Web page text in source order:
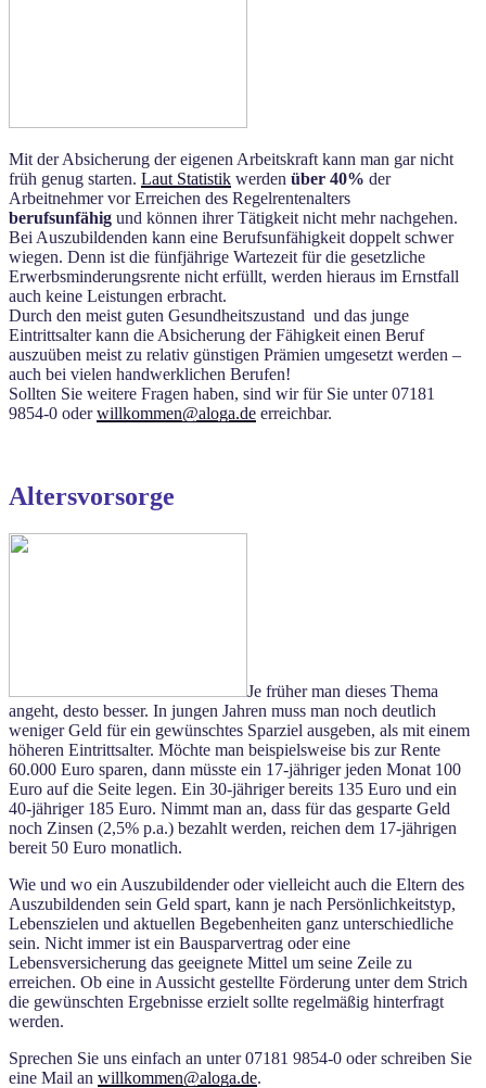
Mit der Absicherung der eigenen Arbeitskraft kann man gar nicht
früh genug starten. Laut Statistik werden über 40% der
Arbeitnehmer vor Erreichen des Regelrentenalters
berufsunfähig und können ihrer Tätigkeit nicht mehr nachgehen.
Bei Auszubildenden kann eine Berufsunfähigkeit doppelt schwer
wiegen. Denn ist die fünfjährige Wartezeit für die gesetzliche
Erwerbsminderungsrente nicht erfüllt, werden hieraus im Ernstfall
auch keine Leistungen erbracht.
Durch den meist guten Gesundheitszustand und das junge
Eintrittsalter kann die Absicherung der Fähigkeit einen Beruf
auszuüben meist zu relativ günstigen Prämien umgesetzt werden –
auch bei vielen handwerklichen Berufen!
Sollten Sie weitere Fragen haben, sind wir für Sie unter 07181
9854-0 oderwillkommen@aloga.de erreichbar.
Altersvorsorge
Je früher man dieses Thema
angeht, desto besser. In jungen Jahren muss man noch deutlich
weniger Geld für ein gewünschtes Sparziel ausgeben, als mit einem
höheren Eintrittsalter. Möchte man beispielsweise bis zur Rente
60.000 Euro sparen, dann müsste ein 17-jähriger jeden Monat 100
Euro auf die Seite legen. Ein 30-jähriger bereits 135 Euro und ein
40-jähriger 185 Euro. Nimmt man an, dass für das gesparte Geld
noch Zinsen (2,5% p.a.) bezahlt werden, reichen dem 17-jährigen
bereit 50 Euro monatlich.
Wie und wo ein Auszubildender oder vielleicht auch die Eltern des
Auszubildenden sein Geld spart, kann je nach Persönlichkeitstyp,
Lebenszielen und aktuellen Begebenheiten ganz unterschiedliche
sein. Nicht immer ist ein Bausparvertrag oder eine
Lebensversicherung das geeignete Mittel um seine Zeile zu
erreichen. Ob eine in Aussicht gestellte Förderung unter dem Strich
die gewünschten Ergebnisse erzielt sollte regelmäßig hinterfragt
werden.
Sprechen Sie uns einfach an unter 07181 9854-0 oder schreiben Sie
eine Mail an willkommen@aloga.de.